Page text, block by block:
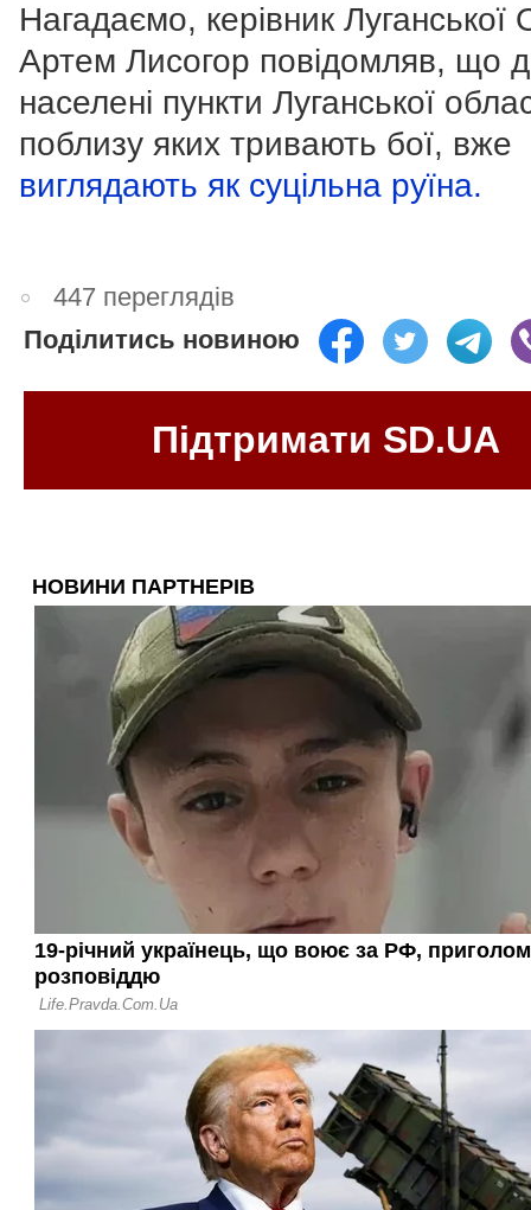
Нагадаємо, керівник
Артем Лисогор повідомляв, що
населені пункти Луганської
поблизу яких тривають бої, вже
виглядають як суцільна руїна.
447 переглядів
Поділитись новиною
Підтримати SD.UA